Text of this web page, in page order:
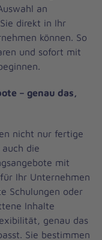
an
direkt in Ihr
können. So
und sofort mit
– genau das,
nicht nur fertige
die
mit
Ihr Unternehmen
Schulungen oder
Inhalte
genau das
Sie bestimmen